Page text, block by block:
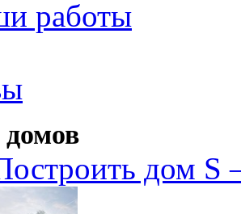
работы
дом